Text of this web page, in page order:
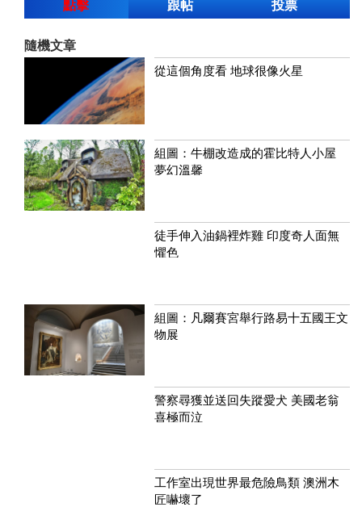
點擊
跟帖 投票
隨機文章
從這個角度看 地球很像火星
組圖：牛棚改造成的霍比特人小屋
夢幻溫馨
徒手伸入油鍋裡炸雞 印度奇人面無
懼色
組圖：凡爾賽宮舉行路易十五國王文
物展
警察尋獲並送回失蹤愛犬 美國老翁
喜極而泣
工作室出現世界最危險鳥類 澳洲木
匠嚇壞了